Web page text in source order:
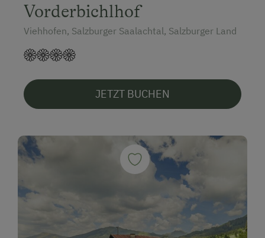
Vorderbichlhof
Viehhofen, Salzburger Saalachtal, Salzburger Land
JETZT BUCHEN